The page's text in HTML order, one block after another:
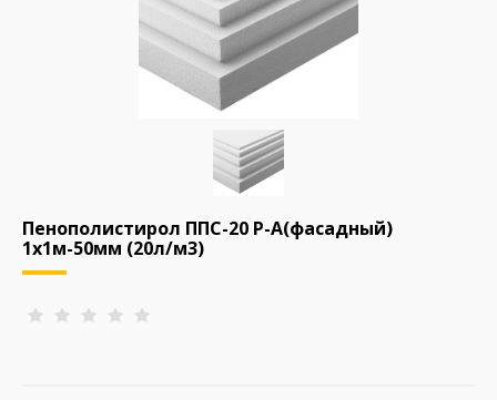
Пенополистирол ППС-20 Р-А(фасадный)
1х1м-50мм (20л/м3)